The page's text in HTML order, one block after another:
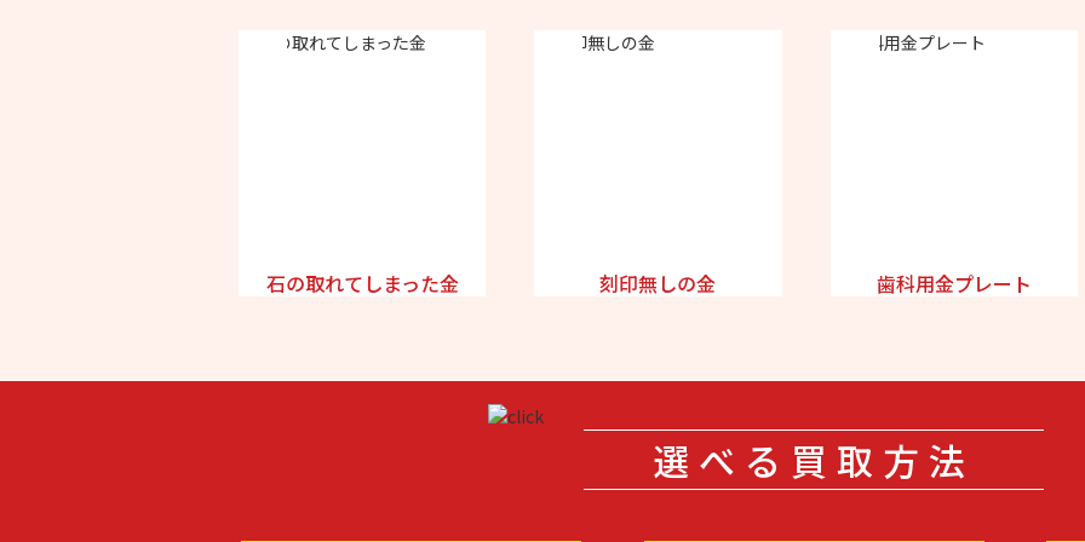
石の取れてしまった金 刻印無しの金 歯科用金プレート
選べる買取方法